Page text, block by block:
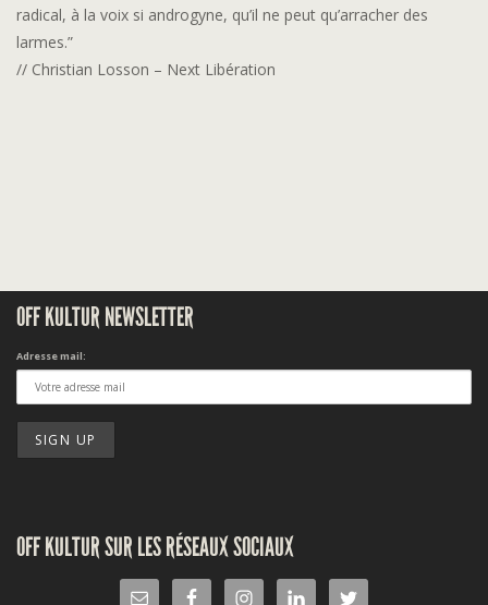
radical, à la voix si androgyne, qu’il ne peut qu’arracher des
larmes.”
// Christian Losson – Next Libération
OFF KULTUR NEWSLETTER
Adresse mail:
OFF KULTUR SUR LES RÉSEAUX SOCIAUX